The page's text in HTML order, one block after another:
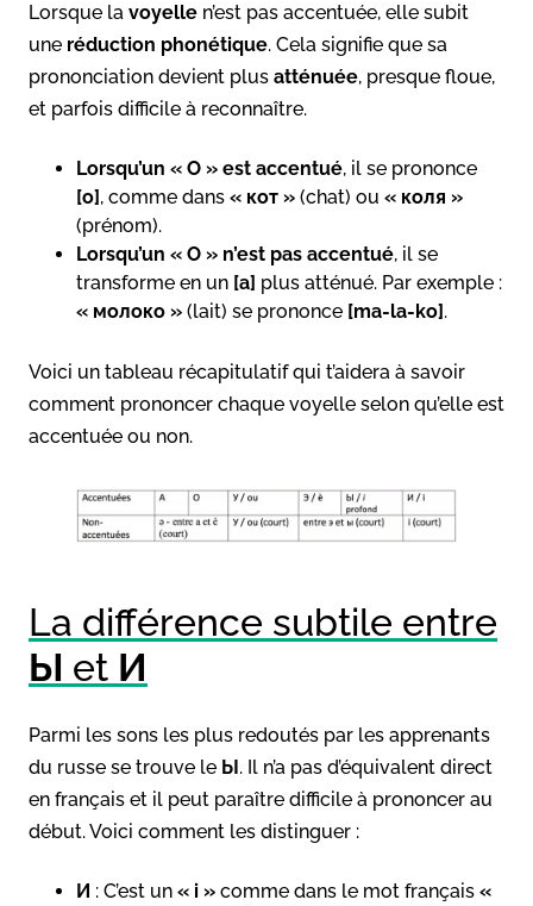
Lorsque la voyelle n’est pas accentuée, elle subit
une réduction phonétique. Cela signifie que sa
prononciation devient plus atténuée, presque floue,
et parfois difficile à reconnaître.
Lorsqu’un « О » est accentué, il se prononce
[o], comme dans « кот » (chat) ou « коля »
(prénom).
Lorsqu’un « О » n’est pas accentué, il se
transforme en un [a] plus atténué. Par exemple :
« молоко » (lait) se prononce [ma-la-ko].
Voici un tableau récapitulatif qui t’aidera à savoir
comment prononcer chaque voyelle selon qu’elle est
accentuée ou non.
La différence subtile entre
Ы et И
Parmi les sons les plus redoutés par les apprenants
du russe se trouve le Ы. Il n’a pas d’équivalent direct
en français et il peut paraître difficile à prononcer au
début. Voici comment les distinguer :
И : C’est un « i » comme dans le mot français «